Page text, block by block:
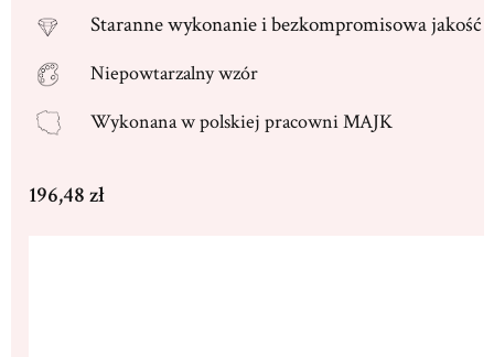
Starannewykonanie i bezkompromisowa jakość
Niepowtarzalny wzór
Wykonana wpolskiej pracowni MAJK
Cena
196,48 zł